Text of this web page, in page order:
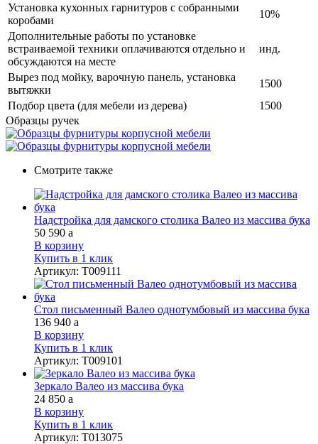
Установка кухонных гарнитуров с собранными
коробами
10%
Дополнительные работы по установке
встраиваемой техники оплачиваются отдельно и
обсуждаются на месте
инд.
Вырез под мойку, варочную панель, установка
вытяжки
1500
Подбор цвета (для мебели из дерева)
1500
Образцы ручек
Смотрите также
Надстройка для дамского столика Валео из массива бука
50 590 a
В корзину
Купить в 1 клик
Артикул: Т009111
Стол письменный Валео однотумбовый из массива бука
136 940 a
В корзину
Купить в 1 клик
Артикул: Т009101
Зеркало Валео из массива бука
24 850 a
В корзину
Купить в 1 клик
Артикул: Т013075